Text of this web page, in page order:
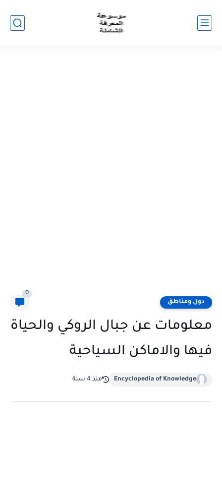
دول ومناطق
0
معلومات عن جبال الروكي والحياة
فيها والاماكن السياحية
Encyclopedia of Knowledge منذ 4 سنة